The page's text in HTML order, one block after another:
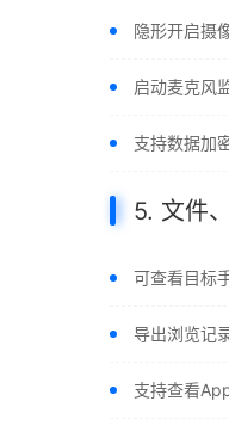
隐形开启摄
启动麦克风
支持数据加
5. 文件
可查看目标
导出浏览记
支持查看